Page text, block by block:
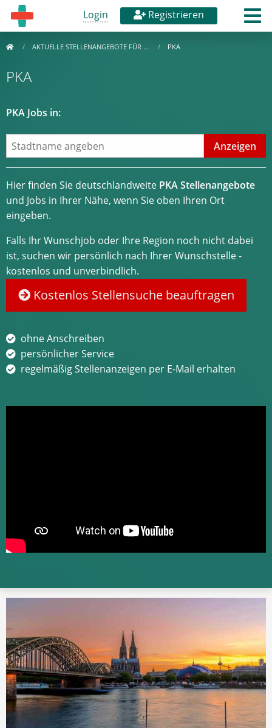
Login Registrieren
AKTUELLE STELLENANGEBOTE FÜR … PKA
PKA
PKA Jobs in:
Hier finden Sie deutschlandweite PKA Stellenangebote
und Jobs in Ihrer Nähe, wenn Sie oben Ihren Ort
eingeben.
Falls Ihr Wunschjob oder Ihre Region noch nicht dabei
ist, suchen wir persönlich nach Ihrer Wunschstelle -
kostenlos und unverbindlich.
Kostenlos Stellensuche beauftragen
ohne Anschreiben
persönlicher Service
regelmäßig Stellenanzeigen per E-Mail erhalten